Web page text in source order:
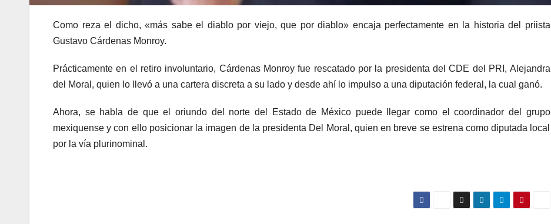
Como reza el dicho, «más sabe el diablo por viejo, que por diablo» encaja perfectamente en la historia del priista
Gustavo Cárdenas Monroy.
Prácticamente en el retiro involuntario, Cárdenas Monroy fue rescatado por la presidenta del CDE del PRI, Alejandra
del Moral, quien lo llevó a una cartera discreta a su lado y desde ahí lo impulso a una diputación federal, la cual ganó.
Ahora, se habla de que el oriundo del norte del Estado de México puede llegar como el coordinador del grupo
mexiquense y con ello posicionar la imagen de la presidenta Del Moral, quien en breve se estrena como diputada local
por la vía plurinominal.